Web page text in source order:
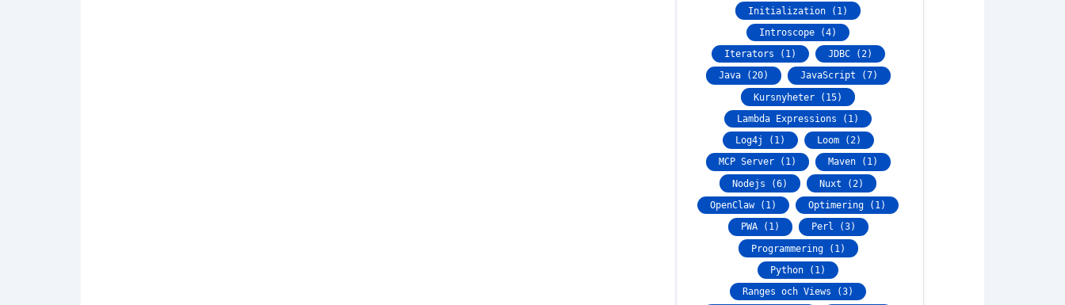
Initialization (1)
Introscope (4)
Iterators (1)
JDBC (2)
Java (20)
JavaScript (7)
Kursnyheter (15)
Lambda Expressions (1)
Log4j (1)
Loom (2)
MCP Server (1)
Maven (1)
Nodejs (6)
Nuxt (2)
OpenClaw (1)
Optimering (1)
PWA (1)
Perl (3)
Programmering (1)
Python (1)
Ranges och Views (3)